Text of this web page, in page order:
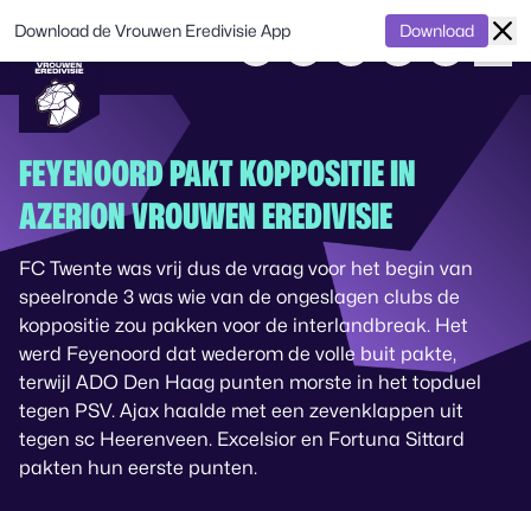
FEYENOORD PAKT KOPPOSITIE IN
AZERION VROUWEN EREDIVISIE
FC Twente was vrij dus de vraag voor het begin van
speelronde 3 was wie van de ongeslagen clubs de
koppositie zou pakken voor de interlandbreak. Het
werd Feyenoord dat wederom de volle buit pakte,
terwijl ADO Den Haag punten morste in het topduel
tegen PSV. Ajax haalde met een zevenklappen uit
tegen sc Heerenveen. Excelsior en Fortuna Sittard
pakten hun eerste punten.
Download de Vrouwen Eredivisie App Download